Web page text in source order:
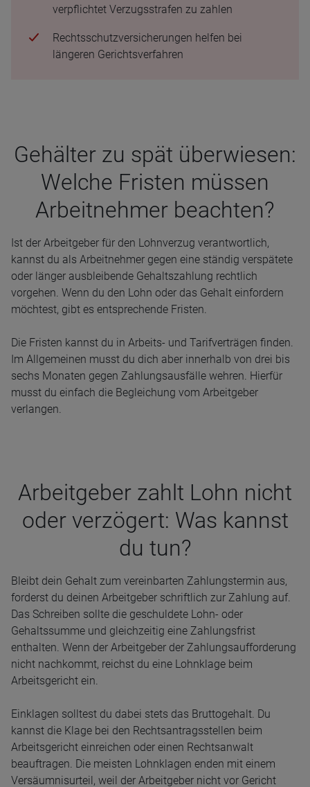
verpflichtet Verzugsstrafen zu zahlen
Rechtsschutzversicherungen helfen bei
längeren Gerichtsverfahren
Gehäl­ter zu spät über­wie­sen:
Wel­che Fris­ten müs­sen
Arbeit­neh­mer beach­ten?
Ist der Arbeitgeber für den Lohnverzug verantwortlich,
kannst du als Arbeitnehmer gegen eine ständig verspätete
oder länger ausbleibende Gehaltszahlung rechtlich
vorgehen. Wenn du den Lohn oder das Gehalt einfordern
möchtest, gibt es entsprechende Fristen.
Die Fristen kannst du in Arbeits- und Tarifverträgen finden.
Im Allgemeinen musst du dich aber innerhalb von drei bis
sechs Monaten gegen Zahlungsausfälle wehren. Hierfür
musst du einfach die Begleichung vom Arbeitgeber
verlangen.
Arbeit­ge­ber zahlt Lohn nicht
oder ver­zö­gert: Was kannst
du tun?
Bleibt dein Gehalt zum vereinbarten Zahlungstermin aus,
forderst du deinen Arbeitgeber schriftlich zur Zahlung auf.
Das Schreiben sollte die geschuldete Lohn- oder
Gehaltssumme und gleichzeitig eine Zahlungsfrist
enthalten. Wenn der Arbeitgeber der Zahlungsaufforderung
nicht nachkommt, reichst du eine Lohnklage beim
Arbeitsgericht ein.
Einklagen solltest du dabei stets das Bruttogehalt. Du
kannst die Klage bei den Rechtsantragsstellen beim
Arbeitsgericht einreichen oder einen Rechtsanwalt
beauftragen. Die meisten Lohnklagen enden mit einem
Versäumnisurteil, weil der Arbeitgeber nicht vor Gericht